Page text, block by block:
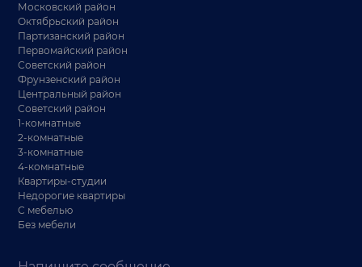
Московский район
Октябрьский район
Партизанский район
Первомайский район
Советский район
Фрунзенский район
Центральный район
Советский район
1-комнатные
2-комнатные
3-комнатные
4-комнатные
Квартиры-студии
Недорогие квартиры
С мебелью
Без мебели